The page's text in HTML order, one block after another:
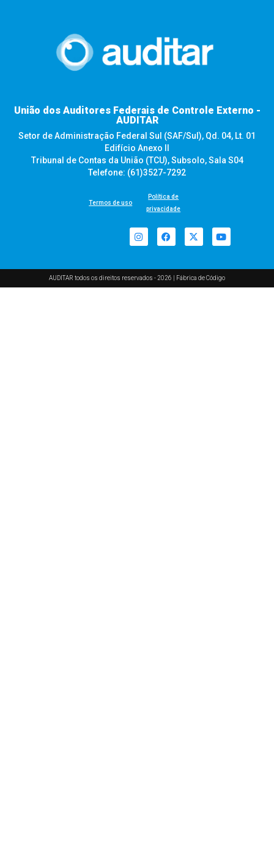
União dos Auditores Federais de Controle Externo -
AUDITAR
Setor de Administração Federal Sul (SAF/Sul), Qd. 04, Lt. 01
Edifício Anexo II
Tribunal de Contas da União (TCU), Subsolo, Sala S04
Telefone: (61)3527-7292
Termos de uso
Política de
privacidade
AUDITAR todos os direitos reservados - 2026 | Fábrica de Código